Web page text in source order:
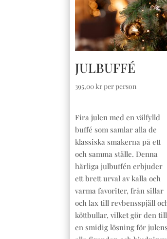
JULBUFFÉ
395,00kr per person
Fira julen med en välfylld
buffé som samlar alla de
klassiska smakerna på ett
och samma ställe. Denna
härliga julbuffén erbjuder
ett brett urval av kalla och
varma favoriter, från sillar
och lax till revbensspjäll
köttbullar, vilket gör den till
en smidig lösning för julens